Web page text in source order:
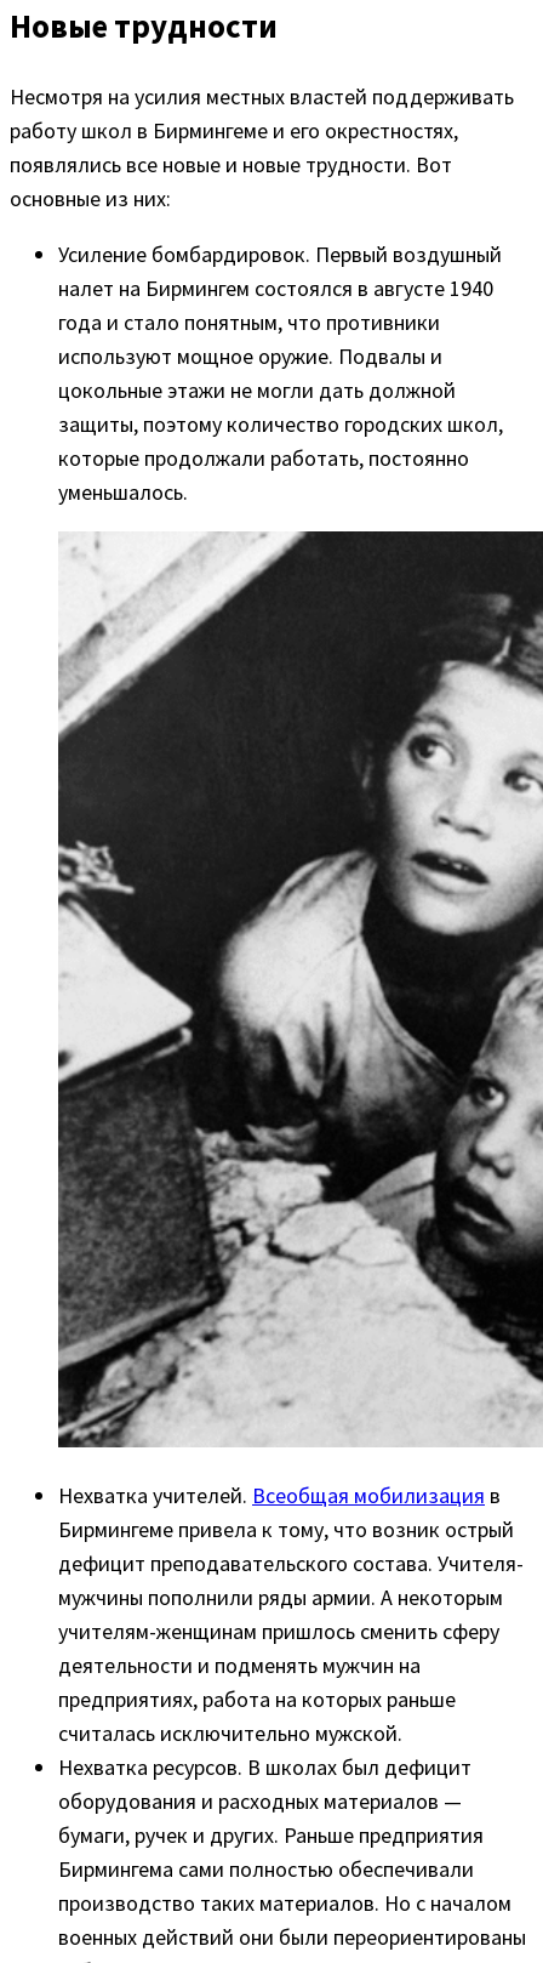
Новые трудности
Несмотря на усилия местных властей поддерживать
работу школ в Бирмингеме и его окрестностях,
появлялись все новые и новые трудности. Вот
основные из них:
Усиление бомбардировок. Первый воздушный
налет на Бирмингем состоялся в августе 1940
года и стало понятным, что противники
используют мощное оружие. Подвалы и
цокольные этажи не могли дать должной
защиты, поэтому количество городских школ,
которые продолжали работать, постоянно
уменьшалось.
Нехватка учителей. Всеобщая мобилизация в
Бирмингеме привела к тому, что возник острый
дефицит преподавательского состава. Учителя-
мужчины пополнили ряды армии. А некоторым
учителям-женщинам пришлось сменить сферу
деятельности и подменять мужчин на
предприятиях, работа на которых раньше
считалась исключительно мужской.
Нехватка ресурсов. В школах был дефицит
оборудования и расходных материалов —
бумаги, ручек и других. Раньше предприятия
Бирмингема сами полностью обеспечивали
производство таких материалов. Но с началом
военных действий они были переориентированы